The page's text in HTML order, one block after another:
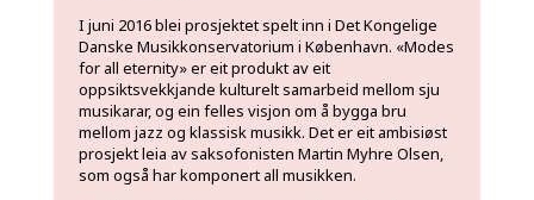
I juni 2016 blei prosjektet spelt inn i Det Kongelige
Danske Musikkonservatorium i København. «Modes
for all eternity» er eit produkt av eit
oppsiktsvekkjande kulturelt samarbeid mellom sju
musikarar, og ein felles visjon om å bygga bru
mellom jazz og klassisk musikk. Det er eit ambisiøst
prosjekt leia av saksofonisten Martin Myhre Olsen,
som også har komponert all musikken.